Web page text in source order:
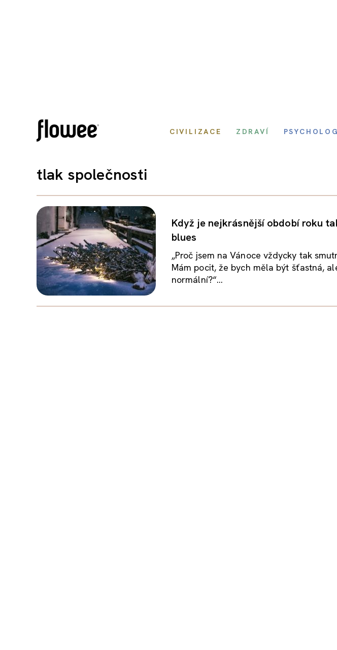
CIVILIZACE ZDRAVÍ
tlak společnosti
Když je nejkrásnější období roku
blues
„Proč jsem na Vánoce vždycky tak
Mám pocit, že bych měla být šťastná,
normální?“...